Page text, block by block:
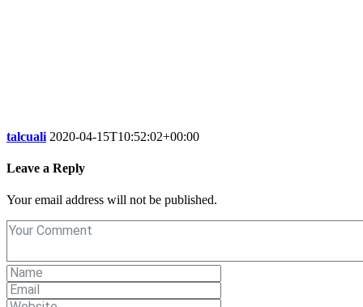
talcuali 2020-04-15T10:52:02+00:00
Leave a Reply
Your email address will not be published.